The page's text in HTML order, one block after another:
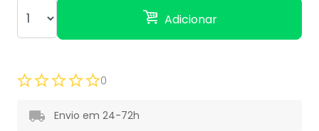
Adicionar
0
Envio em 24-72h